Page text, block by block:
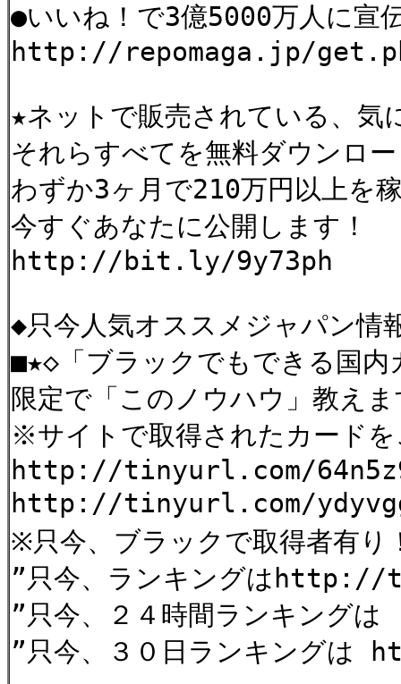
●いいね！で3億5000万人に宣
http://repomaga.jp/
★ネットで販売されている、気
それらすべてを無料ダウンロ
わずか3ヶ月で210万円以上
今すぐあなたに公開します！
http://bit.ly/9y73ph
◆只今人気オススメジャパン情
■★◇「ブラックでもできる国内
限定で「このノウハウ」教え
※サイトで取得されたカード
http://tinyurl.com/
http://tinyurl.com/
※只今、ブラックで取得者有り
”只今、ランキングは
”只今、２４時間ランキ
”只今、３０日ランキン